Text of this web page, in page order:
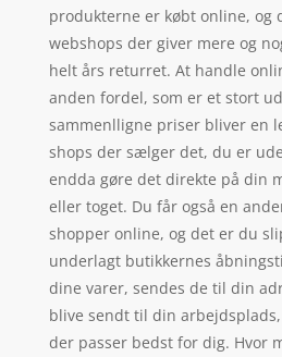
produkterne er købt online, og
webshops der giver mere og
helt års returret. At handle
anden fordel, som er et stort
sammenlligne priser bliver en
shops der sælger det, du er
endda gøre det direkte på din
eller toget. Du får også en
shopper online, og det er du
underlagt butikkernes
dine varer, sendes de til din
blive sendt til din
der passer bedst for dig. Hvor